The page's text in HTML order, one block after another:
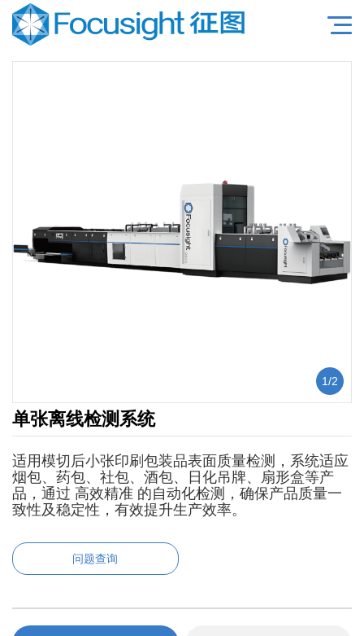
1/2
单张离线检测系统
适用模切后小张印刷包装品表面质量检测，系统适应
烟包、药包、社包、酒包、日化吊牌、扇形盒等产
品，通过 高效精准 的自动化检测，确保产品质量一
致性及稳定性，有效提升生产效率。
问题查询